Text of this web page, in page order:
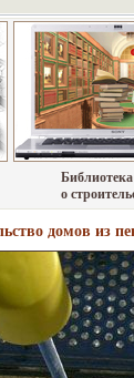
Библиотека
о
домов из